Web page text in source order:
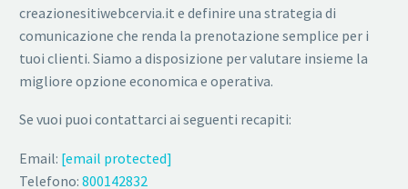
creazionesitiwebcervia.it e definire una strategia di
comunicazione che renda la prenotazione semplice per i
tuoi clienti. Siamo a disposizione per valutare insieme la
migliore opzione economica e operativa.
Se vuoi puoi contattarci ai seguenti recapiti:
Email: [email protected]
Telefono: 800142832